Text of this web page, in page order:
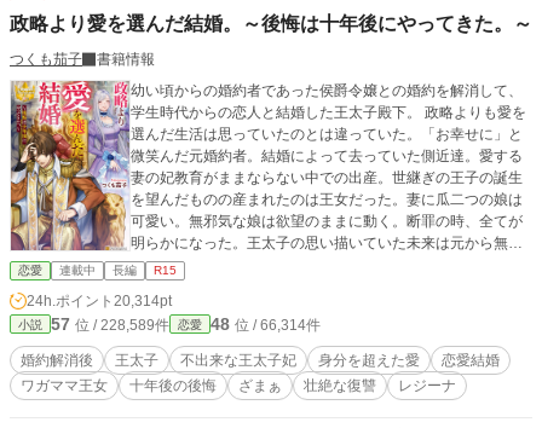
政略より愛を選んだ結婚。～後悔は十年後にやってきた。～
つくも茄子
書籍情報
幼い頃からの婚約者であった侯爵令嬢との婚約を解消して、
学生時代からの恋人と結婚した王太子殿下。 政略よりも愛を
選んだ生活は思っていたのとは違っていた。「お幸せに」と
微笑んだ元婚約者。結婚によって去っていた側近達。愛する
妻の妃教育がままならない中での出産。世継ぎの王子の誕生
を望んだものの産まれたのは王女だった。妻に瓜二つの娘は
可愛い。無邪気な娘は欲望のままに動く。断罪の時、全てが
明らかになった。王太子の思い描いていた未来は元から無か
ったものだった。後悔は続く。どこから間違っていたのか。
恋愛 連載中 長編 R15
24h.ポイント 20,314pt
小説 57 位 / 228,589件 恋愛 48 位 / 66,314件
婚約解消後 王太子 不出来な王太子妃 身分を超えた愛
恋愛結婚
ワガママ王女
十年後の後悔 ざまぁ 壮絶な復讐 レジーナ